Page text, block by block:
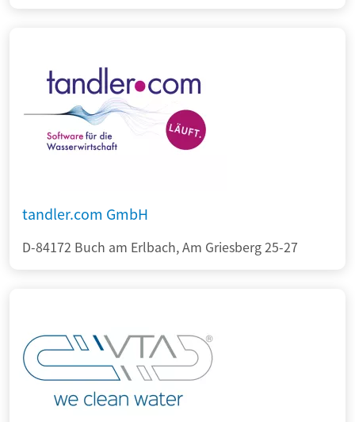
tandler.com GmbH
D-84172 Buch am Erlbach, Am Griesberg 25-27